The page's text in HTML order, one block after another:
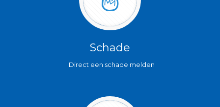
Schade
Direct een schade melden